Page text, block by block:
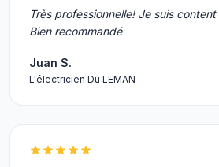
Très professionnelle! Je suis
Bien recommandé
Juan S.
L'électricien Du LEMAN